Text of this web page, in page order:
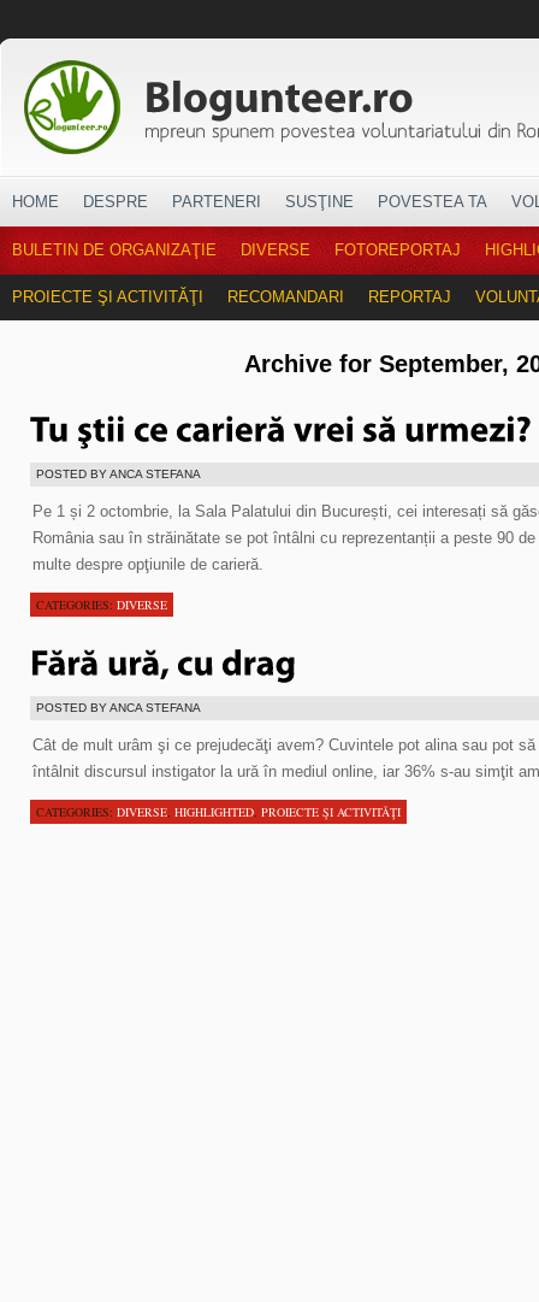
HOME DESPRE PARTENERI SUSŢINE POVESTEA TA
BULETIN DE ORGANIZAŢIE DIVERSE FOTOREPORTAJ
PROIECTE ŞI ACTIVITĂŢI RECOMANDARI REPORTAJ
Archive for September,
POSTED BY ANCA STEFANA
Pe 1 și 2 octombrie, la Sala Palatului din București, cei interesați să
România sau în străinătate se pot întâlni cu reprezentanții a peste 90
multe despre opţiunile de carieră.
CATEGORIES: DIVERSE
POSTED BY ANCA STEFANA
Cât de mult urâm şi ce prejudecăţi avem? Cuvintele pot alina sau pot
întâlnit discursul instigator la ură în mediul online, iar 36% s-au simţit
CATEGORIES: DIVERSE, HIGHLIGHTED, PROIECTE ŞI ACTIVITĂŢI